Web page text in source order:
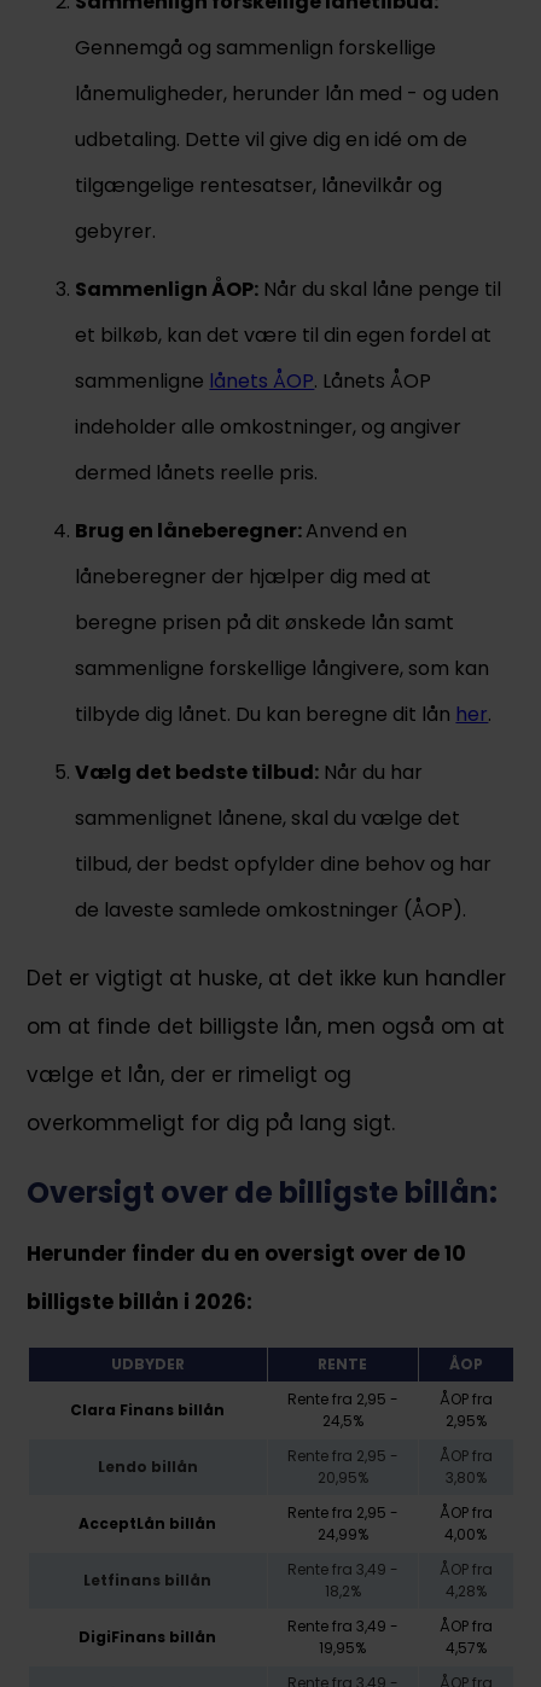
Gennemgå og sammenlign forskellige
lånemuligheder, herunder lån med - og uden
udbetaling. Dette vil give dig en idé om de
tilgængelige rentesatser, lånevilkår og
gebyrer.
Sammenlign ÅOP: Når du skal låne penge til
et bilkøb, kan det være til din egen fordel at
sammenligne lånets ÅOP. Lånets ÅOP
indeholder alle omkostninger, og angiver
dermed lånets reelle pris.
Brug en låneberegner:Anvend en
låneberegner der hjælper dig med at
beregne prisen på dit ønskede lån samt
sammenligne forskellige långivere, som kan
tilbyde dig lånet. Du kan beregne dit lån her.
Vælg det bedste tilbud: Når du har
sammenlignet lånene, skal du vælge det
tilbud, der bedst opfylder dine behov og har
de laveste samlede omkostninger (ÅOP).
Det er vigtigt at huske, at det ikke kun handler
om at finde det billigste lån, men også om at
vælge et lån, der er rimeligt og
overkommeligt for dig på lang sigt.
Oversigt over de billigste billån:
Herunder finder du en oversigt over de 10
billigste billån i 2026:
UDBYDER RENTE ÅOP
Clara Finans billån
Rente fra 2,95 -
24,5%
ÅOP fra
2,95%
Lendo billån
Rente fra 2,95 -
20,95%
ÅOP fra
3,80%
AcceptLån billån
Rente fra 2,95 -
24,99%
ÅOP fra
4,00%
Letfinans billån
Rente fra 3,49 -
18,2%
ÅOP fra
4,28%
DigiFinans billån
Rente fra 3,49 -
19,95%
ÅOP fra
4,57%
Rente fra 3,49 -
ÅOP fra